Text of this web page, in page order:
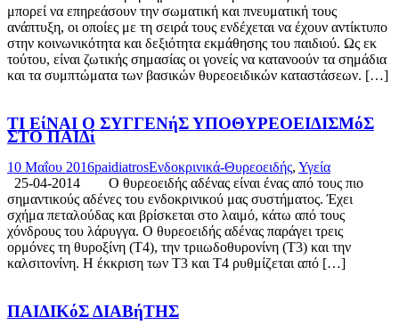
μπορεί να επηρεάσουν την σωματική και πνευματική τους
ανάπτυξη, οι οποίες με τη σειρά τους ενδέχεται να έχουν αντίκτυπο
στην κοινωνικότητα και δεξιότητα εκμάθησης του παιδιού. Ως εκ
τούτου, είναι ζωτικής σημασίας οι γονείς να κατανοούν τα σημάδια
και τα συμπτώματα των βασικών θυρεοειδικών καταστάσεων. […]
ΤΙ ΕίΝΑΙ Ο ΣΥΓΓΕΝήΣ ΥΠΟΘΥΡΕΟΕΙΔΙΣΜόΣ
ΣΤΟ ΠΑΙΔί
10 Μαΐου 2016paidiatrosΕνδοκρινικά-Θυρεοειδής, Υγεία
25-04-2014 Ο θυρεοειδής αδένας είναι ένας από τους πιο
σημαντικούς αδένες του ενδοκρινικού μας συστήματος. Έχει
σχήμα πεταλούδας και βρίσκεται στο λαιμό, κάτω από τους
χόνδρους του λάρυγγα. O θυρεοειδής αδένας παράγει τρεις
ορμόνες τη θυροξίνη (Τ4), την τριιωδοθυρονίνη (Τ3) και την
καλσιτονίνη. Η έκκριση των Τ3 και Τ4 ρυθμίζεται από […]
ΠΑΙΔΙΚόΣ ΔΙΑΒήΤΗΣ